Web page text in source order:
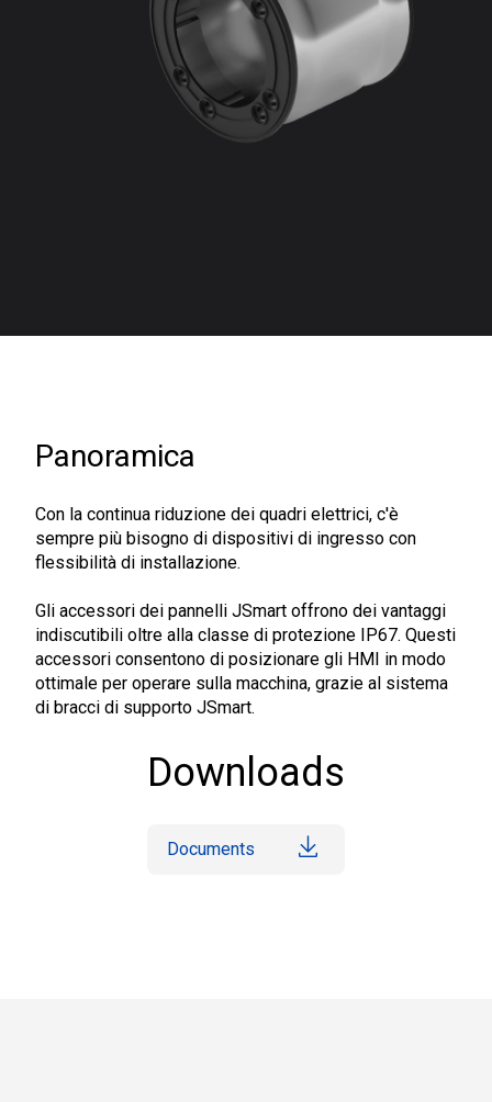
Panoramica
Con la continua riduzione dei quadri elettrici, c'è
sempre più bisogno di dispositivi di ingresso con
flessibilità di installazione.
Gli accessori dei pannelli JSmart offrono dei vantaggi
indiscutibili oltre alla classe di protezione IP67. Questi
accessori consentono di posizionare gli HMI in modo
ottimale per operare sulla macchina, grazie al sistema
di bracci di supporto JSmart.
Downloads
Documents